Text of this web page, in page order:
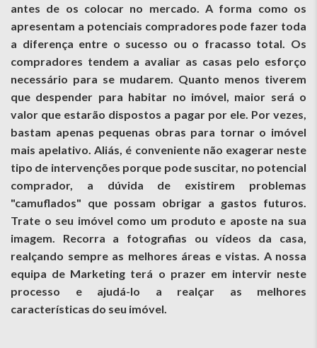
antes de os colocar no mercado. A forma como os
apresentam a potenciais compradores pode fazer toda
a diferença entre o sucesso ou o fracasso total. Os
compradores tendem a avaliar as casas pelo esforço
necessário para se mudarem. Quanto menos tiverem
que despender para habitar no imóvel, maior será o
valor que estarão dispostos a pagar por ele. Por vezes,
bastam apenas pequenas obras para tornar o imóvel
mais apelativo. Aliás, é conveniente não exagerar neste
tipo de intervenções porque pode suscitar, no potencial
comprador, a dúvida de existirem problemas
"camuflados" que possam obrigar a gastos futuros.
Trate o seu imóvel como um produto e aposte na sua
imagem. Recorra a fotografias ou vídeos da casa,
realçando sempre as melhores áreas e vistas. A nossa
equipa de Marketing terá o prazer em intervir neste
processo e ajudá-lo a realçar as melhores
características do seu imóvel.